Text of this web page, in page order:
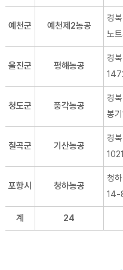
예천군 예천제2농공
경
노
울진군 평해농공
경
청도군 풍각농공
경
봉
칠곡군 기산농공
경
1021
포항시 청하농공
청
14-
계 24